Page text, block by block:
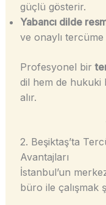
güçlü gösterir.
Yabancı dilde
ve onaylı
Profesyonel bir
dil hem de hukuki
alır.
2. Beşiktaş’ta
Avantajları
İstanbul’un
büro ile çalışmak